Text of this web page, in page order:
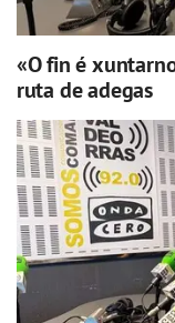
«O fin é
ruta de adegas